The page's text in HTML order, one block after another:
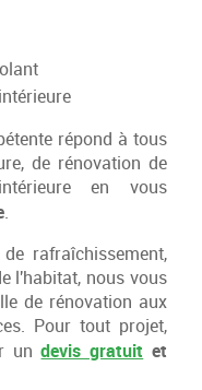
répond à tous
de rénovation de
en vous
.
rafraîchissement,
l'habitat, nous vous
de rénovation aux
Pour tout projet,
undevis gratuit et